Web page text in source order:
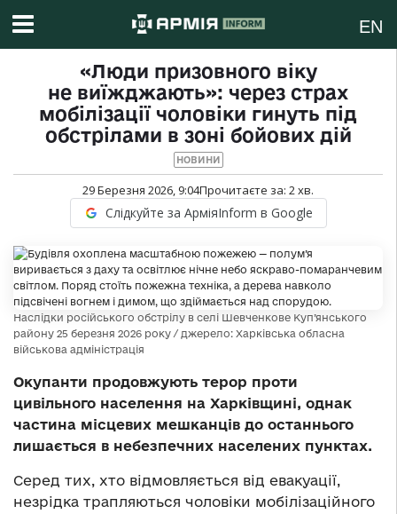
EN
«Люди призовного віку
не виїжджають»: через страх
мобілізації чоловіки гинуть під
обстрілами в зоні бойових дій
НОВИНИ
29 Березня 2026, 9:04Прочитаєте за: 2хв.
Слідкуйте за АрміяInform в Google
Наслідки російського обстрілу в селі Шевченкове Куп’янського
району 25 березня 2026 року / джерело: Харківська обласна
військова адміністрація
Окупанти продовжують терор проти
цивільного населення на Харківщині, однак
частина місцевих мешканців до останнього
лишається в небезпечних населених пунктах.
Серед тих, хто відмовляється від евакуації,
незрідка трапляються чоловіки мобілізаційного